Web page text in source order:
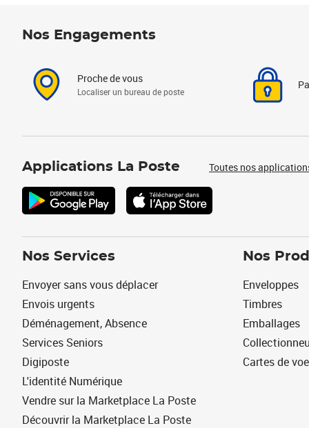
Nos Engagements
Proche de vous
Localiser un bureau de poste
Applications La Poste Toutes nos
Nos Services
Envoyer sans vous déplacer
Envois urgents
Déménagement, Absence
Services Seniors
Digiposte
L'identité Numérique
Vendre sur la Marketplace La Poste
Découvrir la Marketplace La Poste
Nos
Enveloppes
Timbres
Emballages
Cartes de